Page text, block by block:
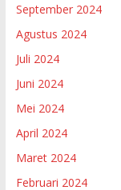
September 2024
Agustus 2024
Juli 2024
Juni 2024
Mei 2024
April 2024
Maret 2024
Februari 2024